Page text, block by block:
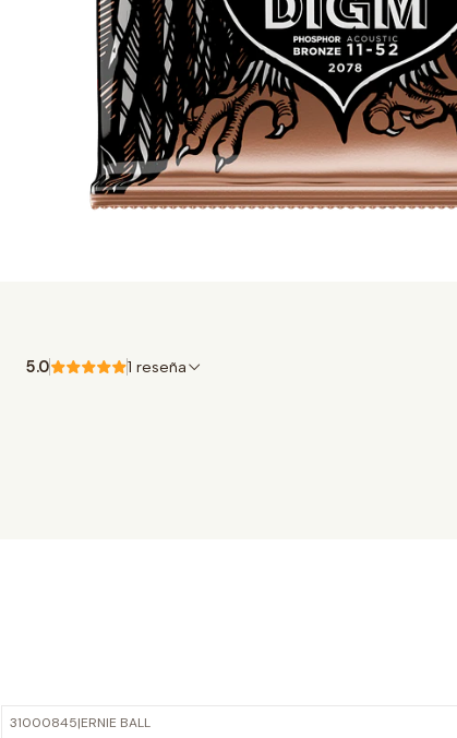
5.0 1 reseña
-15% OFF
31000845|ERNIE BALL